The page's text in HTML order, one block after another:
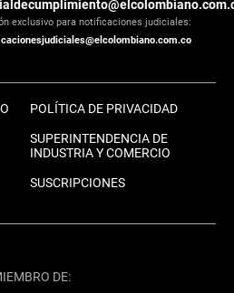
exclusivo para notificaciones judiciales:
POLÍTICA DE PRIVACIDAD
SUPERINTENDENCIA DE
INDUSTRIA Y COMERCIO
SUSCRIPCIONES
DE: